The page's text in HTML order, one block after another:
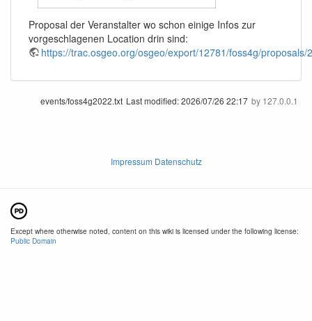
Proposal der Veranstalter wo schon einige Infos zur
vorgeschlagenen Location drin sind:
https://trac.osgeo.org/osgeo/export/12781/foss4g/
events/foss4g2022.txt Last modified:2026/07/26 22:17 by 127.0.0.1
Impressum Datenschutz
Except where otherwise noted, content on this wiki is licensed under the following license:
Public Domain